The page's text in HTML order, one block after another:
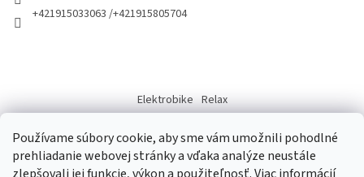
Používame súbory cookie, aby sme vám umožnili pohodlné
prehliadanie webovej stránky a vďaka analýze neustále
+421915033063 /+421915805704
Elektrobike Relax
Kde nas najdete